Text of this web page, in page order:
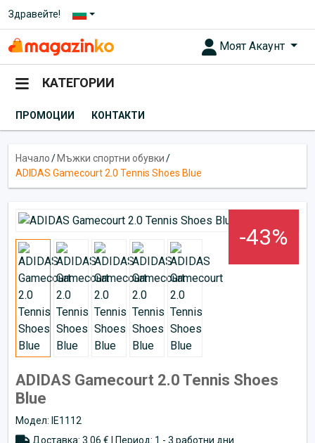
Здравейте!
Моят Акаунт
КАТЕГОРИИ
ПРОМОЦИИ КОНТАКТИ
Начало/ Мъжки спортни обувки/
ADIDAS Gamecourt 2.0 Tennis Shoes Blue
-43%
ADIDAS Gamecourt 2.0 Tennis Shoes
Blue
Модел: IE1112
Доставка: 3.06 € | Период: 1 - 3 работни дни